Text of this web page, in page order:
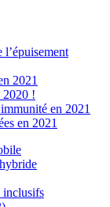
2021
2020 !
en 2021
en 2021
inclusifs